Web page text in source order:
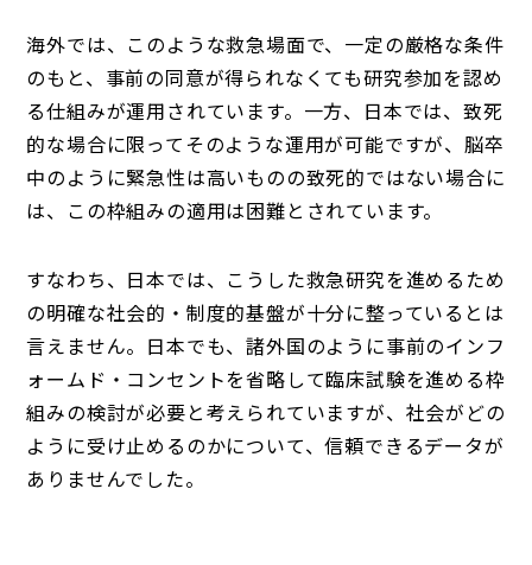
海外では、このような救急場面で、一定の厳格な条件
のもと、事前の同意が得られなくても研究参加を認め
る仕組みが運用されています。一方、日本では、致死
的な場合に限ってそのような運用が可能ですが、脳卒
中のように緊急性は高いものの致死的ではない場合に
は、この枠組みの適用は困難とされています。
すなわち、日本では、こうした救急研究を進めるため
の明確な社会的・制度的基盤が十分に整っているとは
言えません。日本でも、諸外国のように事前のインフ
ォームド・コンセントを省略して臨床試験を進める枠
組みの検討が必要と考えられていますが、社会がどの
ように受け止めるのかについて、信頼できるデータが
ありませんでした。